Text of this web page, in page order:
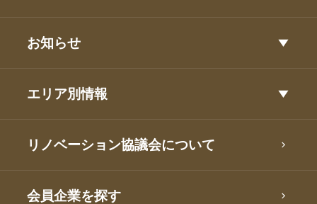
お知らせ
エリア別情報
リノベーション協議会について
会員企業を探す